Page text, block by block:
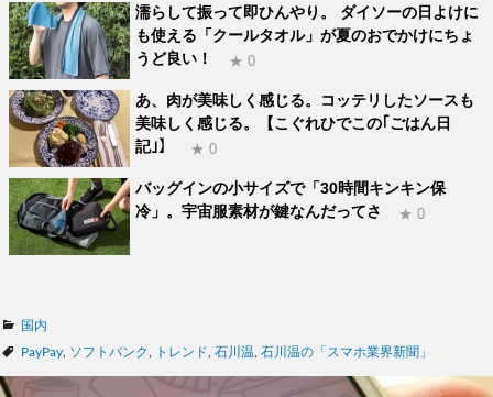
濡らして振って即ひんやり。 ダイソーの日よけに
も使える「クールタオル」が夏のおでかけにちょ
うど良い！
★ 0
あ、肉が美味しく感じる。コッテリしたソースも
美味しく感じる。【こぐれひでこの｢ごはん日
記｣】
★ 0
バッグインの小サイズで「30時間キンキン保
冷」。宇宙服素材が鍵なんだってさ
★ 0
カ
テ
国内
タ
PayPay ソフトバンク トレンド 石川温 石川温の「スマホ業界新聞」